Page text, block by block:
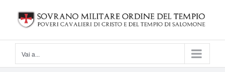
contenuto
Vai a...